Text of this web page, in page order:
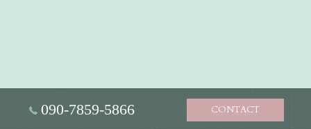
090-7859-5866 CONTACT